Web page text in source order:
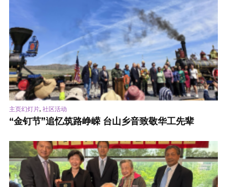
主页幻灯片, 社区活动
“金钉节”追忆筑路峥嵘 台山乡音致敬华工先辈